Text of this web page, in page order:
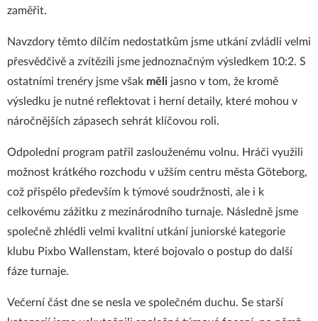
zaměřit.
Navzdory těmto dílčím nedostatkům jsme utkání zvládli velmi
přesvědčivě a zvítězili jsme jednoznačným výsledkem 10:2. S
ostatními trenéry jsme však měli jasno v tom, že kromě
výsledku je nutné reflektovat i herní detaily, které mohou v
náročnějších zápasech sehrát klíčovou roli.
Odpolední program patřil zaslouženému volnu. Hráči využili
možnost krátkého rozchodu v užším centru města Göteborg,
což přispělo především k týmové soudržnosti, ale i k
celkovému zážitku z mezinárodního turnaje. Následně jsme
společně zhlédli velmi kvalitní utkání juniorské kategorie
klubu Pixbo Wallenstam, které bojovalo o postup do další
fáze turnaje.
Večerní část dne se nesla ve společném duchu. Se starší